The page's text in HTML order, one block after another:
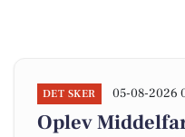
DET SKER 05-08-2026
Oplev